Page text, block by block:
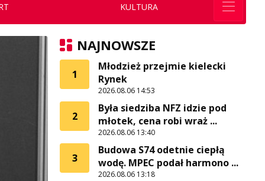
KULTURA
NAJNOWSZE
1
Młodzież przejmie kielecki
Rynek
2026.08.06 14:53
2
Była siedziba NFZ idzie pod
młotek, cena robi wraż ...
2026.08.06 13:40
3
Budowa S74 odetnie ciepłą
wodę. MPEC podał harmono ...
2026.08.06 13:18